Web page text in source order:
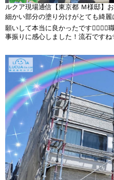
ルクア現場通信【東京都 Ｍ様邸】
細かい部分の塗り分けがとても綺
願いして本当に良かったです
事振りに感心しました！流石です